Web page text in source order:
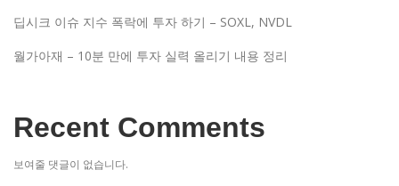
딥시크 이슈 지수 폭락에 투자 하기 – SOXL, NVDL
월가아재 – 10분 만에 투자 실력 올리기 내용 정리
Recent Comments
보여줄 댓글이 없습니다.